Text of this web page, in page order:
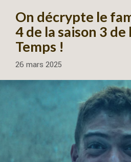
On décrypte le
4 de la saison 3 de
Temps !
26 mars 2025